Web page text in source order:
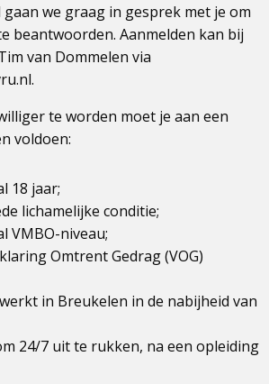
we graag in gesprek met je om
beantwoorden. Aanmelden kan bij
van Dommelen via
te worden moet je aan een
voldoen:
18 jaar;
lichamelijke conditie;
VMBO-niveau;
Omtrent Gedrag (VOG)
in Breukelen in de nabijheid van
24/7 uit te rukken, na een opleiding